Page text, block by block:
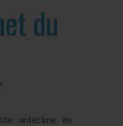
du
antécime en